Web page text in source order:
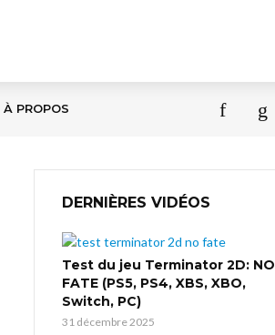
À PROPOS
DERNIÈRES VIDÉOS
Test du jeu Terminator 2D: NO
FATE (PS5, PS4, XBS, XBO,
Switch, PC)
31 décembre 2025